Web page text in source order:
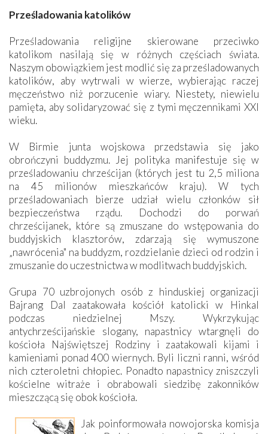
Prześladowania katolików
Prześladowania religijne skierowane przeciwko
katolikom nasilają się w różnych częściach świata.
Naszym obowiązkiem jest modlić się za prześladowanych
katolików, aby wytrwali w wierze, wybierając raczej
męczeństwo niż porzucenie wiary. Niestety, niewielu
pamięta, aby solidaryzować się z tymi męczennikami XXI
wieku.
W Birmie junta wojskowa przedstawia się jako
obrończyni buddyzmu. Jej polityka manifestuje się w
prześladowaniu chrześcijan (których jest tu 2,5 miliona
na 45 milionów mieszkańców kraju). W tych
prześladowaniach bierze udział wielu członków sił
bezpieczeństwa rządu. Dochodzi do porwań
chrześcijanek, które są zmuszane do wstępowania do
buddyjskich klasztorów, zdarzają się wymuszone
„nawrócenia" na buddyzm, rozdzielanie dzieci od rodzin i
zmuszanie do uczestnictwa w modlitwach buddyjskich.
Grupa 70 uzbrojonych osób z hinduskiej organizacji
Bajrang Dal zaatakowała kościół katolicki w Hinkal
podczas niedzielnej Mszy. Wykrzykując
antychrześcijańskie slogany, napastnicy wtargnęli do
kościoła Najświętszej Rodziny i zaatakowali kijami i
kamieniami ponad 400 wiernych. Byli liczni ranni, wśród
nich czteroletni chłopiec. Ponadto napastnicy zniszczyli
kościelne witraże i obrabowali siedzibę zakonników
mieszczącą się obok kościoła.
Jak poinformowała nowojorska komisja